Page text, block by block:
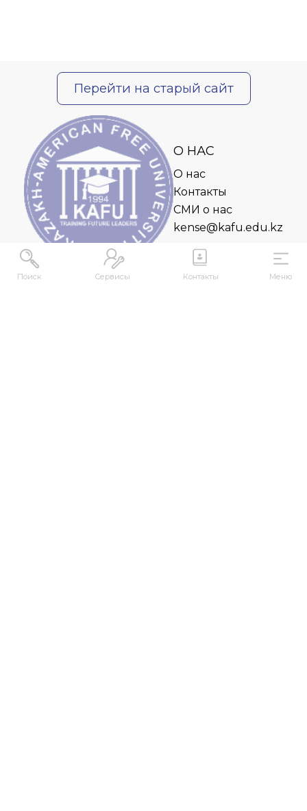
Поиск Сервисы Контакты Меню
Перейти на старый сайт
О НАС
О нас
Контакты
СМИ о нас
kense@kafu.edu.kz